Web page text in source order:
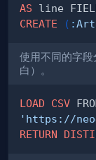
AS line
CREATE
( :
使用不同的字
白）。
LOAD CSV
'https://
RETURN